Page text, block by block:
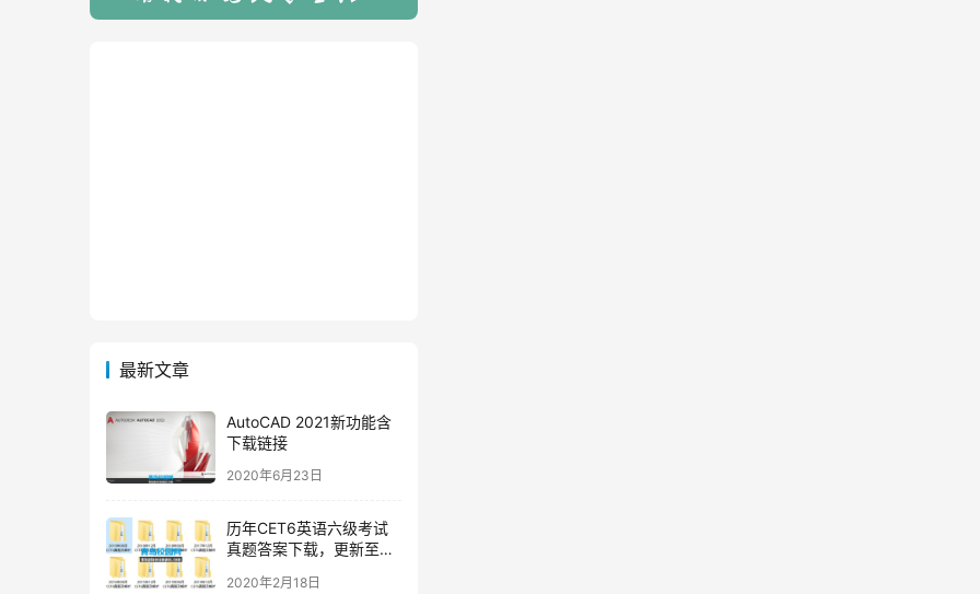
最新文章
AutoCAD 2021新功能含
下载链接
2020年6月23日
历年CET6英语六级考试
真题答案下载，更新至
2020年2月18日